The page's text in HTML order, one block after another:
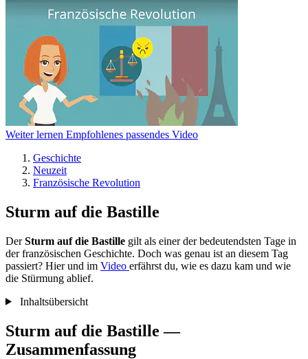
Weiter lernen Empfohlenes passendes Video
Geschichte
Neuzeit
Französische Revolution
Sturm auf die Bastille
DerSturm auf die Bastille gilt als einer der bedeutendsten Tage in
der französischen Geschichte. Doch was genau ist an diesem Tag
passiert? Hier und im Video erfährst du, wie es dazu kam und wie
die Stürmung ablief.
Inhaltsübersicht
Sturm auf die Bastille —
Zusammenfassung